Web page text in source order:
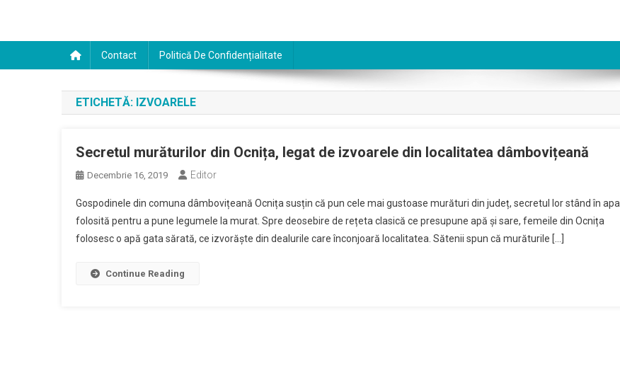
Contact Politică De Confidențialitate
ETICHETĂ: IZVOARELE
Secretul murăturilor din Ocnița, legat de izvoarele din localitatea dâmbovițeană
Decembrie 16, 2019 Editor
Gospodinele din comuna dâmbovițeană Ocnița susțin că pun cele mai gustoase murături din județ, secretul lor stând în apa
folosită pentru a pune legumele la murat. Spre deosebire de rețeta clasică ce presupune apă și sare, femeile din Ocnița
folosesc o apă gata sărată, ce izvorăște din dealurile care înconjoară localitatea. Sătenii spun că murăturile […]
Continue Reading